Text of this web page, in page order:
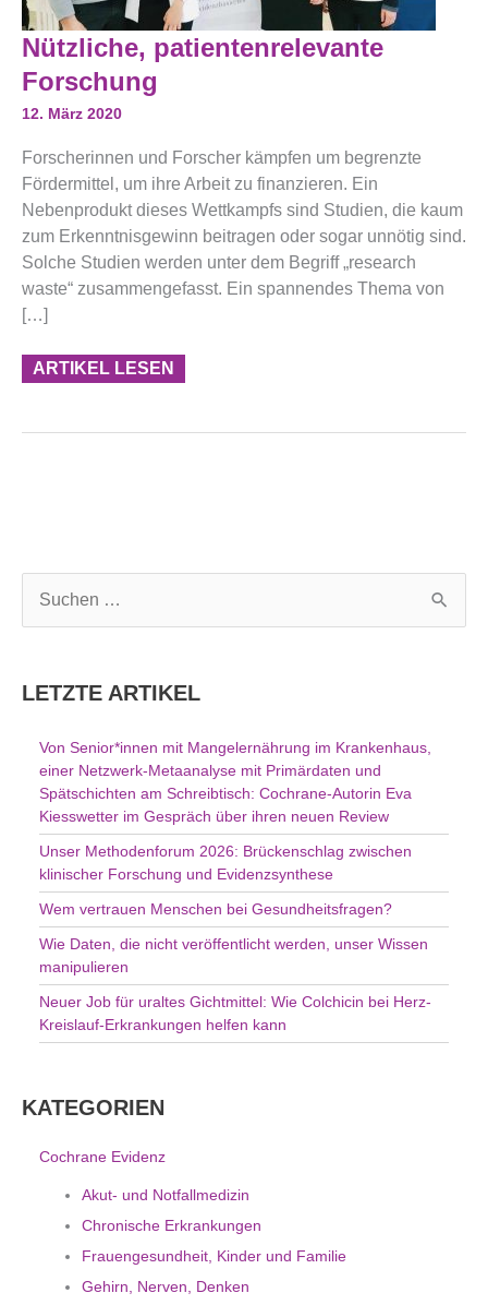
Nützliche, patientenrelevante
Forschung
12. März 2020
Forscherinnen und Forscher kämpfen um begrenzte
Fördermittel, um ihre Arbeit zu finanzieren. Ein
Nebenprodukt dieses Wettkampfs sind Studien, die kaum
zum Erkenntnisgewinn beitragen oder sogar unnötig sind.
Solche Studien werden unter dem Begriff „research
waste“ zusammengefasst. Ein spannendes Thema von
[…]
Nützliche,
Patientenrelevante
Forschung
ARTIKEL LESEN
u
e
LETZTE ARTIKEL
Von Senior*innen mit Mangelernährung im Krankenhaus,
einer Netzwerk-Metaanalyse mit Primärdaten und
Spätschichten am Schreibtisch: Cochrane-Autorin Eva
Kiesswetter im Gespräch über ihren neuen Review
Unser Methodenforum 2026: Brückenschlag zwischen
klinischer Forschung und Evidenzsynthese
Wem vertrauen Menschen bei Gesundheitsfragen?
Wie Daten, die nicht veröffentlicht werden, unser Wissen
manipulieren
Neuer Job für uraltes Gichtmittel: Wie Colchicin bei Herz-
Kreislauf-Erkrankungen helfen kann
KATEGORIEN
Cochrane Evidenz
Akut- und Notfallmedizin
Chronische Erkrankungen
Frauengesundheit, Kinder und Familie
Gehirn, Nerven, Denken